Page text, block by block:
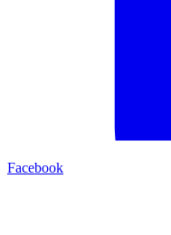
Facebook